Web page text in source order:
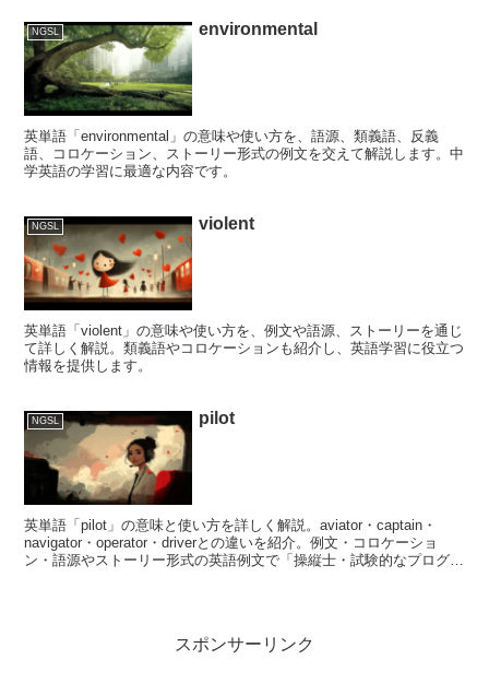
NGSL environmental
英単語「environmental」の意味や使い方を、語源、類義語、反義
語、コロケーション、ストーリー形式の例文を交えて解説します。中
学英語の学習に最適な内容です。
NGSL violent
英単語「violent」の意味や使い方を、例文や語源、ストーリーを通じ
て詳しく解説。類義語やコロケーションも紹介し、英語学習に役立つ
情報を提供します。
NGSL pilot
英単語「pilot」の意味と使い方を詳しく解説。aviator・captain・
navigator・operator・driverとの違いを紹介。例文・コロケーショ
ン・語源やストーリー形式の英語例文で「操縦士・試験的なプログラ
スポンサーリンク